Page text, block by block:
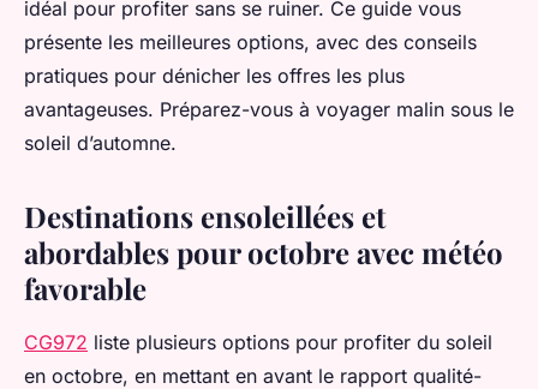
idéal pour profiter sans se ruiner. Ce guide vous
présente les meilleures options, avec des conseils
pratiques pour dénicher les offres les plus
avantageuses. Préparez-vous à voyager malin sous le
soleil d’automne.
Destinations ensoleillées et
abordables pour octobre avec météo
favorable
CG972 liste plusieurs options pour profiter du soleil
en octobre, en mettant en avant le rapport qualité-